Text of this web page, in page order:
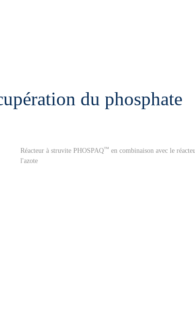
du phosphate
Réacteur à struvite PHOSPAQ™ en combinaison avec le
l'azote